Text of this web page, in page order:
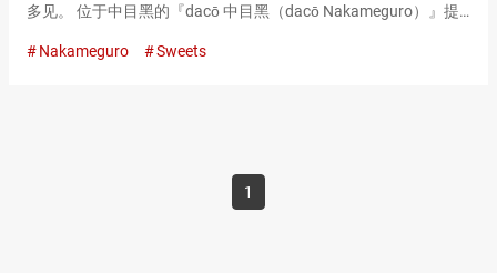
多见。 位于中目黑的『dacō 中目黑（dacō Nakameguro）』提
因此总是新鲜出炉。 不仅可以外带，还可以在露台座…
Nakameguro Sweets
1